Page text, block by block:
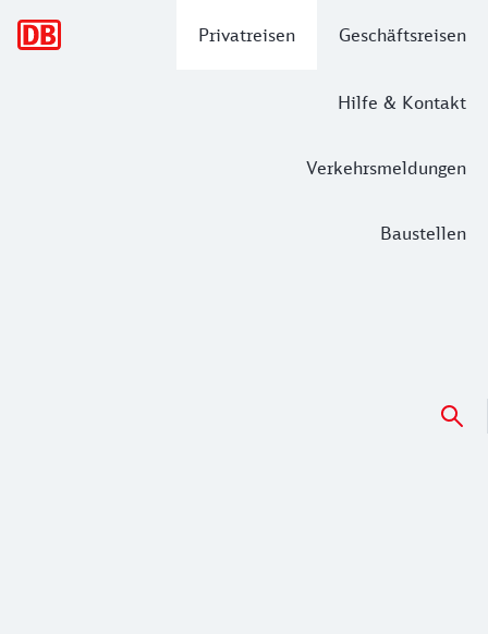
Privatreisen Geschäftsreisen
Hilfe & Kontakt
Verkehrsmeldungen
Baustellen